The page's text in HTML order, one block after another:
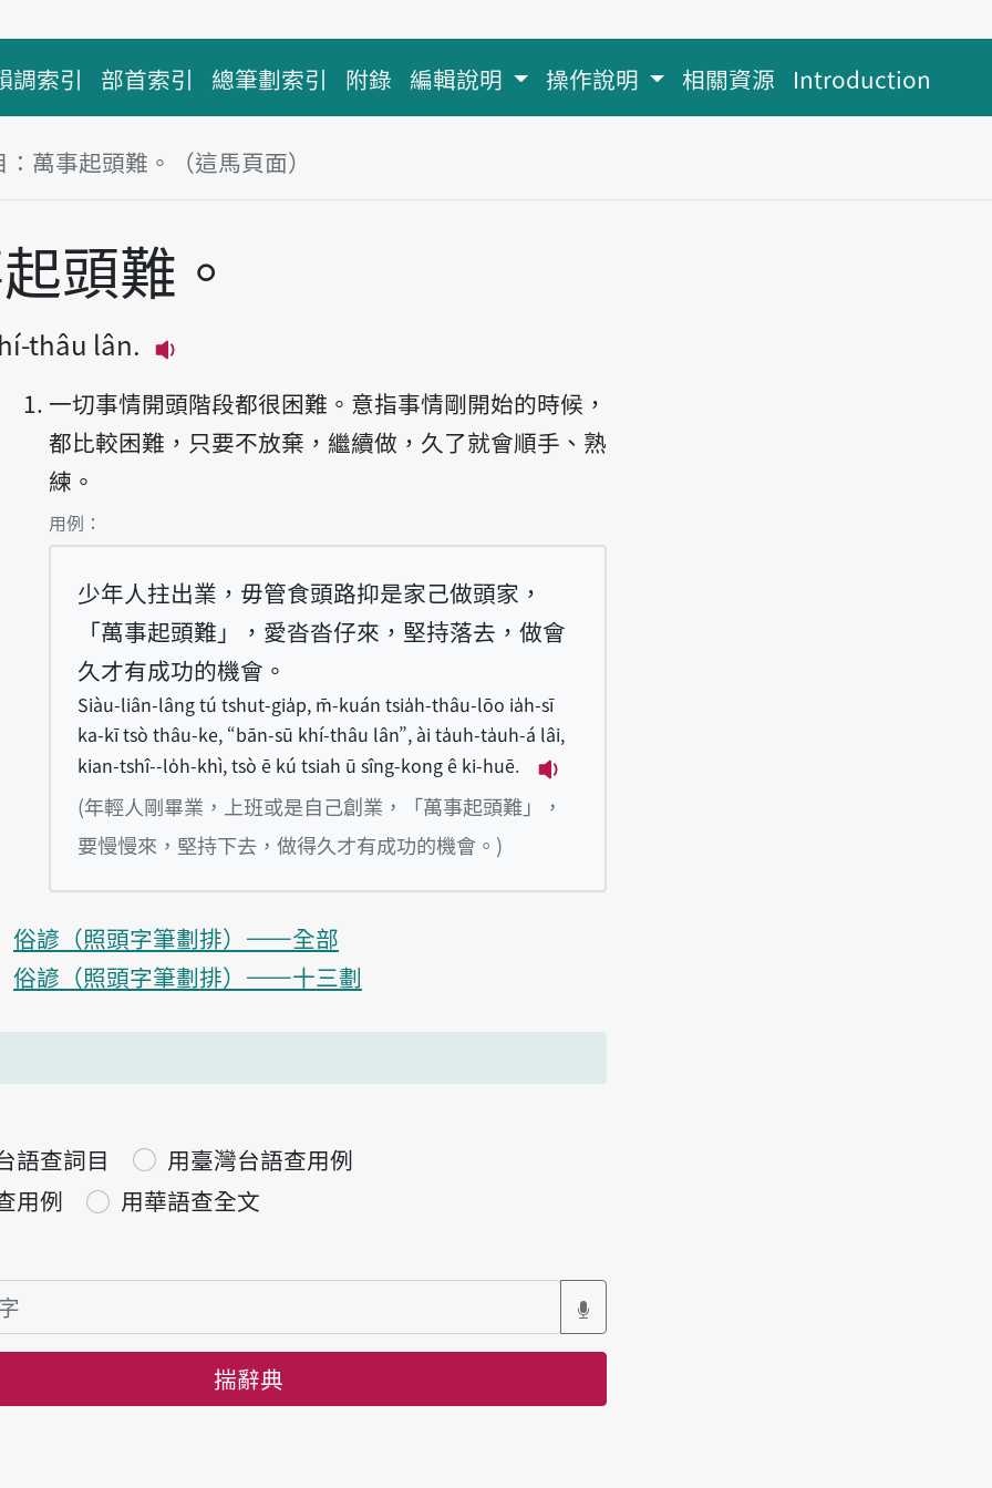
調索引 部首索引 總筆劃索引 附錄 編輯說明 操作說明 相關資源 Introduction
：萬事起頭難。（這馬頁面）
頭難。
thâu lân.
一切事情開頭階段都很困難。意指事情剛開始的時候，
都比較困難，只要不放棄，繼續做，久了就會順手、熟
練。
第1項釋義的
用例：
少年人拄出業，毋管食頭路抑是家己做頭家，
「萬事起頭難」，愛沓沓仔來，堅持落去，做會
久才有成功的機會。
Siàu-liân-lâng tú tshut-gia̍p, m̄-kuán tsia̍h-thâu-lōo ia̍h-sī
ka-kī tsò thâu-ke, “bān-sū khí-thâu lân”, ài ta̍uh-ta̍uh-á lâi,
kian-tshî--lo̍h-khì, tsò ē kú tsiah ū sîng-kong ê ki-huē.
播放例句Siàu-liân-lâng tú tshut-gia̍p,
(年輕人剛畢業，上班或是自己創業，「萬事起頭難」，
要慢慢來，堅持下去，做得久才有成功的機會。)
俗諺（照頭字筆劃排）——全部
俗諺（照頭字筆劃排）——十三劃
語查詞目
用臺灣台語查用例
用例
用華語查全文
揣辭典